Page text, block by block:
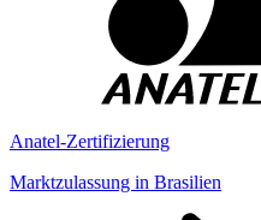
Anatel-Zertifizierung
Marktzulassung in Brasilien